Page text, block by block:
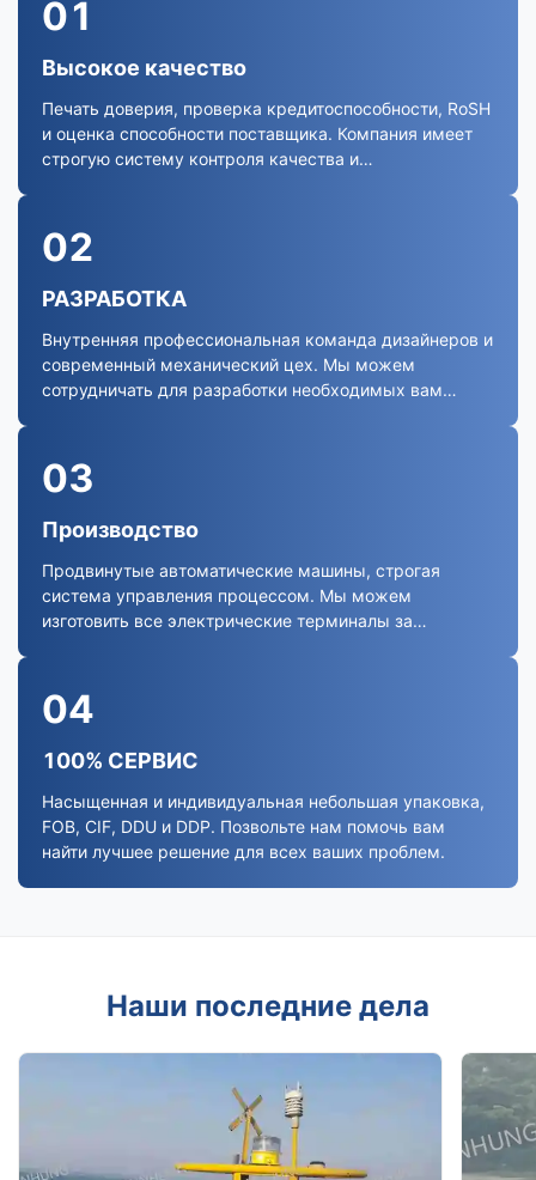
01
Высокое качество
Печать доверия, проверка кредитоспособности, RoSH
и оценка способности поставщика. Компания имеет
строгую систему контроля качества и
02
РАЗРАБОТКА
Внутренняя профессиональная команда дизайнеров и
современный механический цех. Мы можем
сотрудничать для разработки необходимых вам
03
Производство
Продвинутые автоматические машины, строгая
система управления процессом. Мы можем
изготовить все электрические терминалы за
04
100% СЕРВИС
Насыщенная и индивидуальная небольшая упаковка,
FOB, CIF, DDU и DDP. Позвольте нам помочь вам
найти лучшее решение для всех ваших проблем.
Наши последние дела